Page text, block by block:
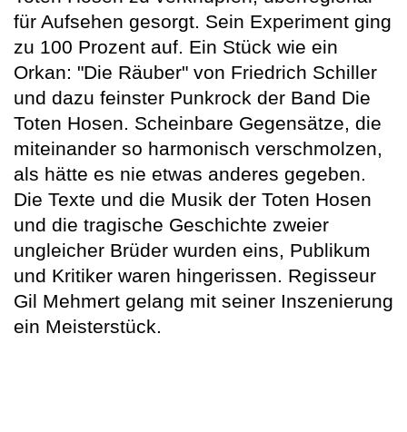
für Aufsehen gesorgt. Sein Experiment ging
zu 100 Prozent auf. Ein Stück wie ein
Orkan: "Die Räuber" von Friedrich Schiller
und dazu feinster Punkrock der Band Die
Toten Hosen. Scheinbare Gegensätze, die
miteinander so harmonisch verschmolzen,
als hätte es nie etwas anderes gegeben.
Die Texte und die Musik der Toten Hosen
und die tragische Geschichte zweier
ungleicher Brüder wurden eins, Publikum
und Kritiker waren hingerissen. Regisseur
Gil Mehmert gelang mit seiner Inszenierung
ein Meisterstück.